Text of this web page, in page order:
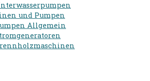
und Pumpen
Allgemein